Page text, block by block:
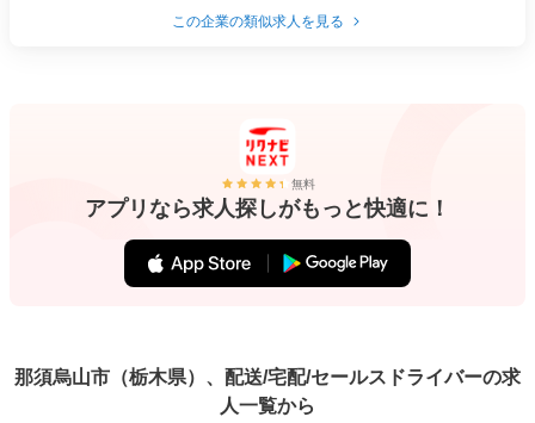
この企業の類似求人を見る
無料
アプリなら求人探しがもっと快適に！
那須烏山市（栃木県）、配送/宅配/セールスドライバーの求
人一覧から